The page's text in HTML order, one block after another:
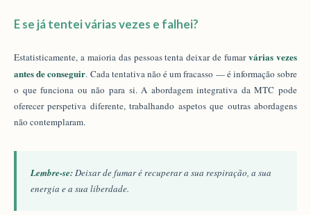
E se já tentei várias vezes e falhei?
Estatisticamente, a maioria das pessoas tenta deixar de fumarvárias vezes
antes de conseguir. Cada tentativa não é um fracasso — é informação sobre
o que funciona ou não para si. A abordagem integrativa da MTC pode
oferecer perspetiva diferente, trabalhando aspetos que outras abordagens
não contemplaram.
Lembre-se:Deixar de fumar é recuperar a sua respiração, a sua
energia e a sua liberdade.